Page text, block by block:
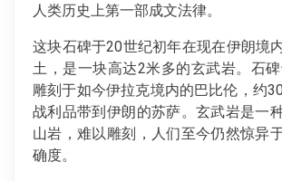
人类历史上第一部成文法律。
这块石碑于20世纪初年在现在伊朗境
土，是一块高达2米多的玄武岩。石
雕刻于如今伊拉克境内的巴比伦，约
战利品带到伊朗的苏萨。玄武岩是一
山岩，难以雕刻，人们至今仍然惊异
确度。